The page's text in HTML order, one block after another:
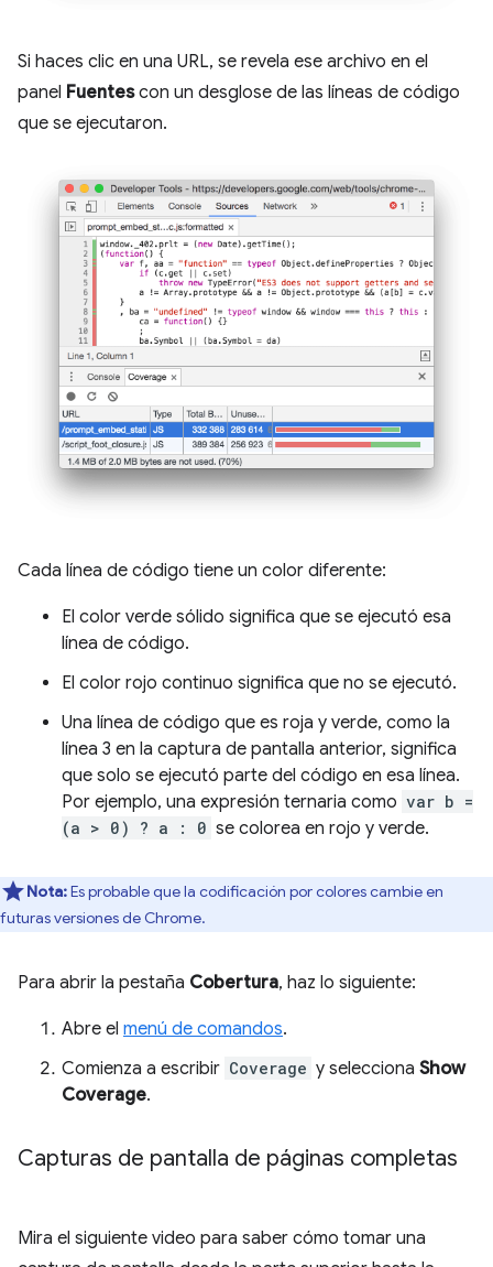
Si haces clic en una URL, se revela ese archivo en el
panel Fuentescon un desglose de las líneas de código
que se ejecutaron.
Cada línea de código tiene un color diferente:
El color verde sólido significa que se ejecutó esa
línea de código.
El color rojo continuo significa que no se ejecutó.
Una línea de código que es roja y verde, como la
línea 3 en la captura de pantalla anterior, significa
que solo se ejecutó parte del código en esa línea.
Por ejemplo, una expresión ternaria como var b =
(a > 0) ? a : 0 se colorea en rojo y verde.
Nota:Es probable que la codificación por colores cambie en
futuras versiones de Chrome.
Para abrir la pestaña Cobertura, haz lo siguiente:
Abre el menú de comandos.
Comienza a escribir Coverage y selecciona Show
Coverage.
Capturas de pantalla de páginas completas
Mira el siguiente video para saber cómo tomar una